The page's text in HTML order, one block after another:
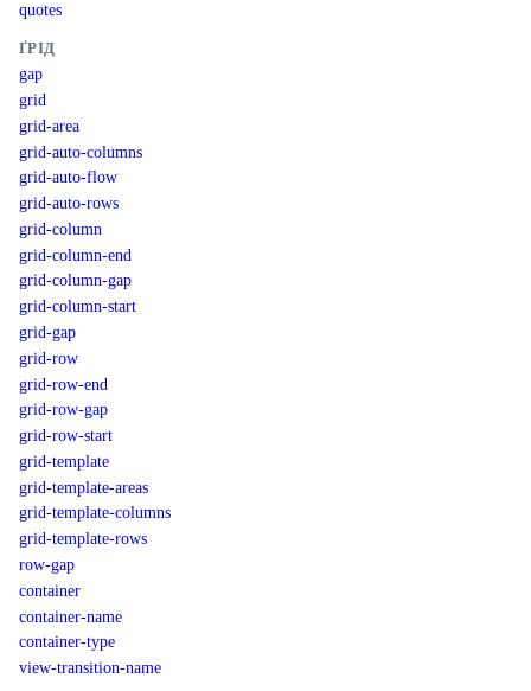
quotes
ҐРІД
gap
grid
grid-area
grid-auto-columns
grid-auto-flow
grid-auto-rows
grid-column
grid-column-end
grid-column-gap
grid-column-start
grid-gap
grid-row
grid-row-end
grid-row-gap
grid-row-start
grid-template
grid-template-areas
grid-template-columns
grid-template-rows
row-gap
container
container-name
container-type
view-transition-name